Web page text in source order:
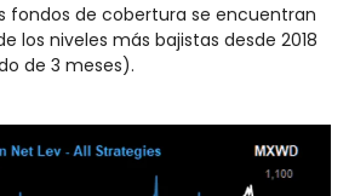
fondos de cobertura se encuentran
los niveles más bajistas desde 2018
de 3 meses).